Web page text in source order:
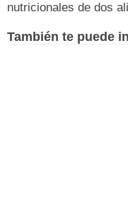
nutricionales de dos
También te puede